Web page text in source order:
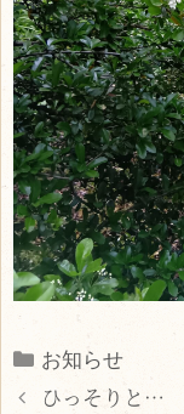
Categories
お知らせ
ひっそりと…